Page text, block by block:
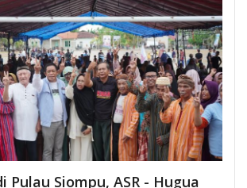
Pulau Siompu, ASR - Hugua